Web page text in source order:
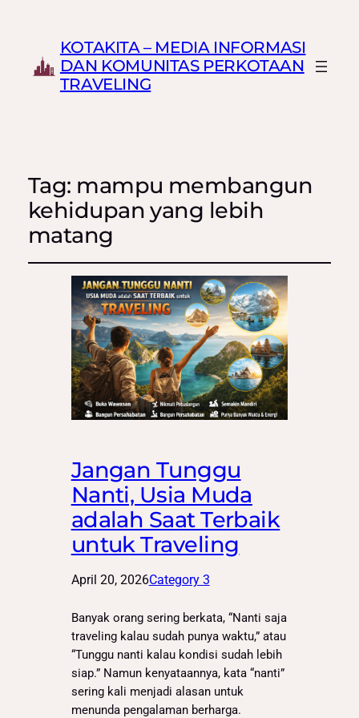
KOTAKITA – MEDIA INFORMASI
DAN KOMUNITAS PERKOTAAN
TRAVELING
Tag: mampu membangun
kehidupan yang lebih
matang
Jangan Tunggu
Nanti, Usia Muda
adalah Saat Terbaik
untuk Traveling
April 20, 2026Category 3
Banyak orang sering berkata, “Nanti saja
traveling kalau sudah punya waktu,” atau
“Tunggu nanti kalau kondisi sudah lebih
siap.” Namun kenyataannya, kata “nanti”
sering kali menjadi alasan untuk
menunda pengalaman berharga.